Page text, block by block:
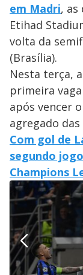
em Madri, as
Etihad
volta da
(Brasília).
Nesta terça,
primeira
após vencer
agregado
Com gol de
segundo
Champions